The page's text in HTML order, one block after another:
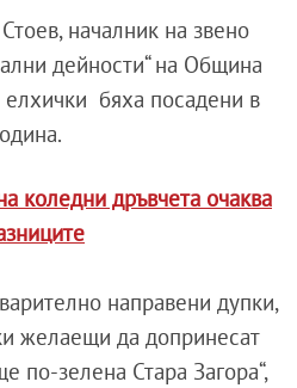
началник на звено
дейности“ на Община
елхички бяха посадени в
коледни дръвчета очаква
направени дупки,
желаещи да допринесат
по-зелена Стара Загора“,